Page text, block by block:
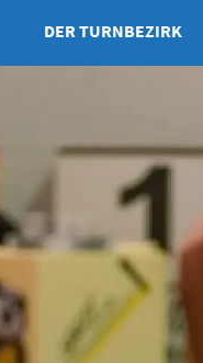
DER TURNBEZIRK